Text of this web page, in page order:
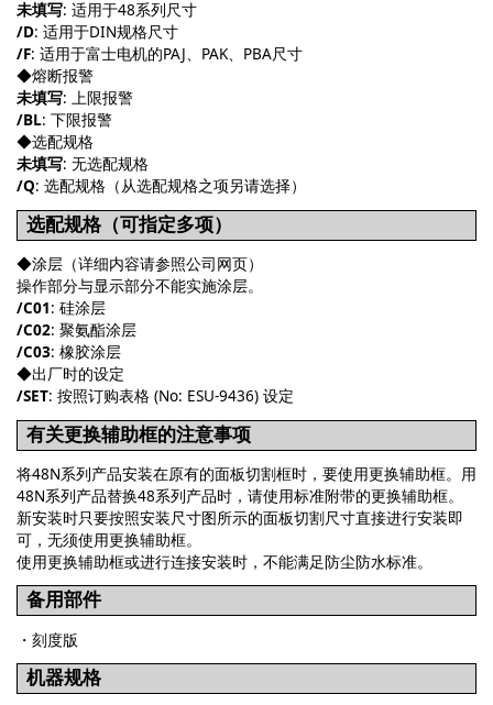
未填写: 适用于48系列尺寸
/D: 适用于DIN规格尺寸
/F: 适用于富士电机的PAJ、PAK、PBA尺寸
◆熔断报警
未填写: 上限报警
/BL: 下限报警
◆选配规格
未填写: 无选配规格
/Q: 选配规格（从选配规格之项另请选择）
选配规格（可指定多项）
◆涂层（详细内容请参照公司网页）
操作部分与显示部分不能实施涂层。
/C01: 硅涂层
/C02: 聚氨酯涂层
/C03: 橡胶涂层
◆出厂时的设定
/SET: 按照订购表格 (No: ESU-9436) 设定
有关更换辅助框的注意事项
将48N系列产品安装在原有的面板切割框时，要使用更换辅助框。用
48N系列产品替换48系列产品时，请使用标准附带的更换辅助框。
新安装时只要按照安装尺寸图所示的面板切割尺寸直接进行安装即
可，无须使用更换辅助框。
使用更换辅助框或进行连接安装时，不能满足防尘防水标准。
备用部件
・刻度版
机器规格